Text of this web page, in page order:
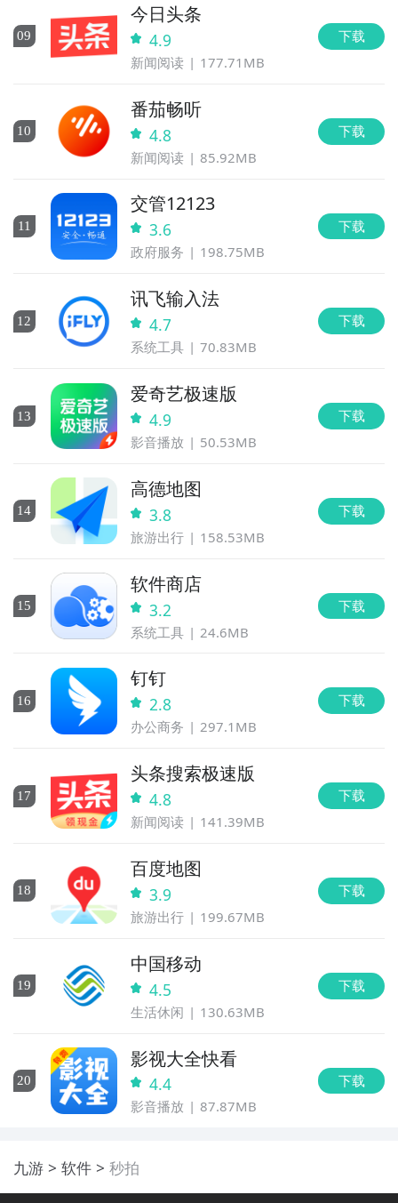
09
今日头条
4.9
新闻阅读 177.71MB
下载
10
番茄畅听
4.8
新闻阅读 85.92MB
下载
11
交管12123
3.6
政府服务 198.75MB
下载
12
讯飞输入法
4.7
系统工具 70.83MB
下载
13
爱奇艺极速版
4.9
影音播放 50.53MB
下载
14
高德地图
3.8
旅游出行 158.53MB
下载
15
软件商店
3.2
系统工具 24.6MB
下载
16
钉钉
2.8
办公商务 297.1MB
下载
17
头条搜索极速版
4.8
新闻阅读 141.39MB
下载
18
百度地图
3.9
旅游出行 199.67MB
下载
19
中国移动
4.5
生活休闲 130.63MB
下载
20
影视大全快看
4.4
影音播放 87.87MB
下载
九游 软件 秒拍